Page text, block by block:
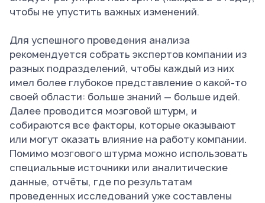
чтобы не упустить важных изменений.
Для успешного проведения анализа
рекомендуется собрать экспертов компании из
разных подразделений, чтобы каждый из них
имел более глубокое представление о какой-то
своей области: больше знаний — больше идей.
Далее проводится мозговой штурм, и
собираются все факторы, которые оказывают
или могут оказать влияние на работу компании.
Помимо мозгового штурма можно использовать
специальные источники или аналитические
данные, отчёты, где по результатам
проведенных исследований уже составлены